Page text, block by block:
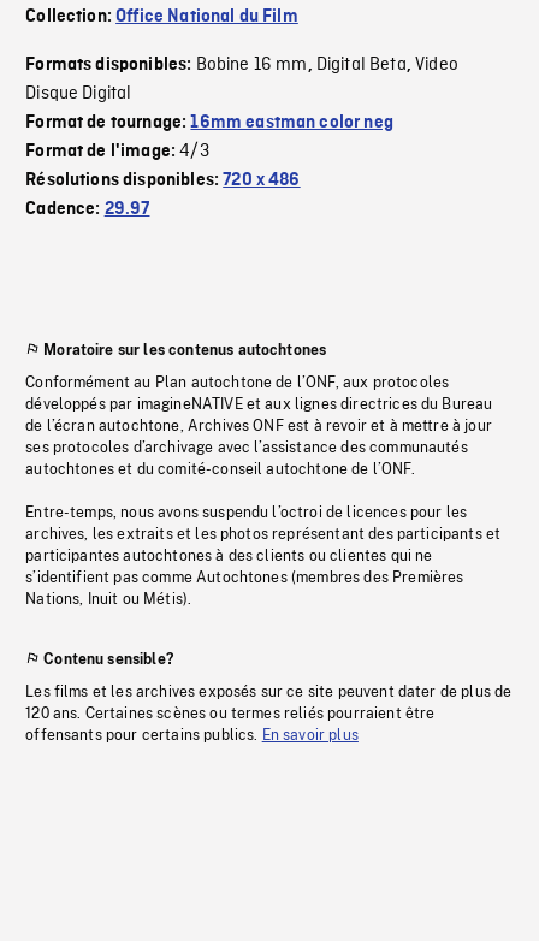
Collection:Office National du Film
Formats disponibles: Bobine 16 mm, Digital Beta,Video
Disque Digital
Format de tournage:16mm eastman color neg
Format de l'image:4/3
Résolutions disponibles:720 x 486
Cadence: 29.97
Moratoire sur les contenus autochtones
Conformément au Plan autochtone de l’ONF, aux protocoles
développés par imagineNATIVE et aux lignes directrices du Bureau
de l’écran autochtone, Archives ONF est à revoir et à mettre à jour
ses protocoles d’archivage avec l’assistance des communautés
autochtones et du comité-conseil autochtone de l’ONF.
Entre-temps, nous avons suspendu l’octroi de licences pour les
archives, les extraits et les photos représentant des participants et
participantes autochtones à des clients ou clientes qui ne
s’identifient pas comme Autochtones (membres des Premières
Nations, Inuit ou Métis).
Contenu sensible?
Les films et les archives exposés sur ce site peuvent dater de plus de
120 ans. Certaines scènes ou termes reliés pourraient être
offensants pour certains publics. En savoir plus